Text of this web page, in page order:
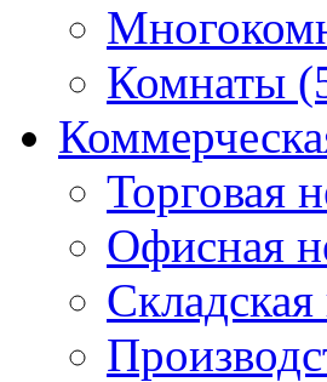
Комнаты
Торговая
Офисная